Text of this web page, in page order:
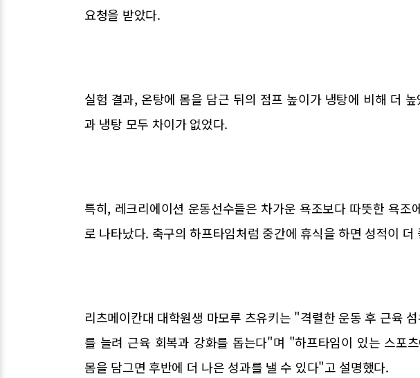
요청을 받았다.
실험 결과, 온탕에 몸을 담근 뒤의 점프 높이가 냉탕에 비해 더
과 냉탕 모두 차이가 없었다.
특히, 레크리에이션 운동선수들은 차가운 욕조보다 따뜻한 욕조
로 나타났다. 축구의 하프타임처럼 중간에 휴식을 하면 성적이 더
리츠메이칸대 대학원생 마모루 츠유키는 "격렬한 운동 후 근육
를 늘려 근육 회복과 강화를 돕는다"며 "하프타임이 있는 스포
몸을 담그면 후반에 더 나은 성과를 낼 수 있다"고 설명했다.